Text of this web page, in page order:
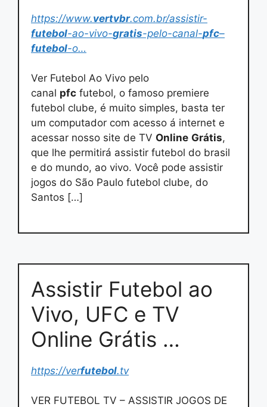
https://www.vertvbr.com.br/assistir-
futebol-ao-vivo-gratis-pelo-canal-pfc–
futebol-o…
Ver Futebol Ao Vivo pelo
canal pfc futebol, o famoso premiere
futebol clube, é muito simples, basta ter
um computador com acesso á internet e
acessar nosso site de TV Online Grátis,
que lhe permitirá assistir futebol do brasil
e do mundo, ao vivo. Você pode assistir
jogos do São Paulo futebol clube, do
Santos […]
Assistir Futebol ao
Vivo, UFC e TV
Online Grátis …
https://verfutebol.tv
VER FUTEBOL TV – ASSISTIR JOGOS DE